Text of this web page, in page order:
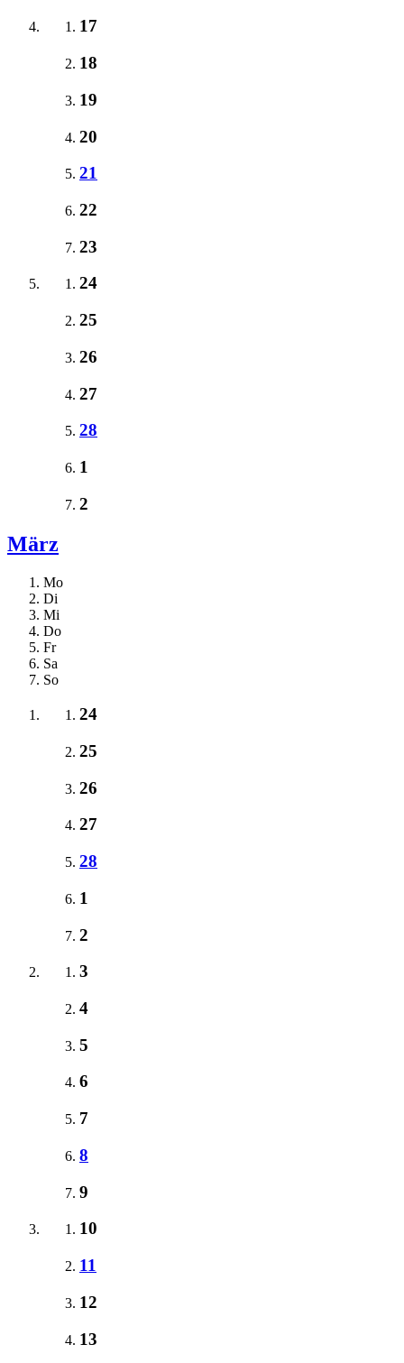
17
18
19
20
21
22
23
24
25
26
27
28
1
2
März
Mo
Di
Mi
Do
Fr
Sa
So
24
25
26
27
28
1
2
3
4
5
6
7
8
9
10
11
12
13